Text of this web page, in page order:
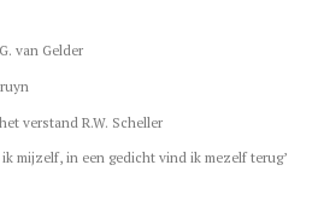
van Gelder
verstand R.W. Scheller
mijzelf, in een gedicht vind ik mezelf terug’